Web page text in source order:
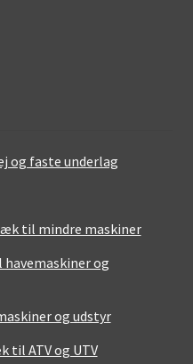
og faste underlag
til mindre maskiner
og
og udstyr
til ATV og UTV